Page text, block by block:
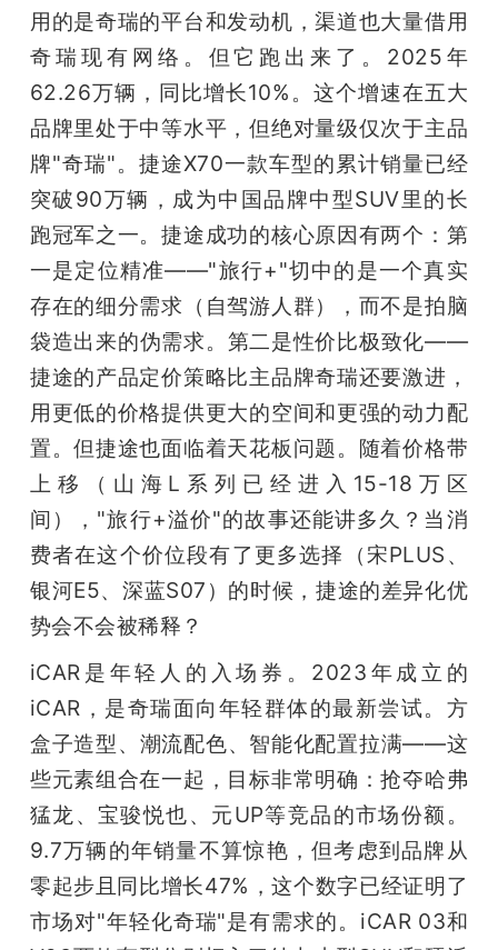
用的是奇瑞的平台和发动机，渠道也大量借用
奇瑞现有网络。但它跑出来了。2025年
62.26万辆，同比增长10%。这个增速在五大
品牌里处于中等水平，但绝对量级仅次于主品
牌"奇瑞"。捷途X70一款车型的累计销量已经
突破90万辆，成为中国品牌中型SUV里的长
跑冠军之一。捷途成功的核心原因有两个：第
一是定位精准——"旅行+"切中的是一个真实
存在的细分需求（自驾游人群），而不是拍脑
袋造出来的伪需求。第二是性价比极致化——
捷途的产品定价策略比主品牌奇瑞还要激进，
用更低的价格提供更大的空间和更强的动力配
置。但捷途也面临着天花板问题。随着价格带
上移（山海L系列已经进入15-18万区
间），"旅行+溢价"的故事还能讲多久？当消
费者在这个价位段有了更多选择（宋PLUS、
银河E5、深蓝S07）的时候，捷途的差异化优
势会不会被稀释？
iCAR是年轻人的入场券。2023年成立的
iCAR，是奇瑞面向年轻群体的最新尝试。方
盒子造型、潮流配色、智能化配置拉满——这
些元素组合在一起，目标非常明确：抢夺哈弗
猛龙、宝骏悦也、元UP等竞品的市场份额。
9.7万辆的年销量不算惊艳，但考虑到品牌从
零起步且同比增长47%，这个数字已经证明了
市场对"年轻化奇瑞"是有需求的。iCAR 03和